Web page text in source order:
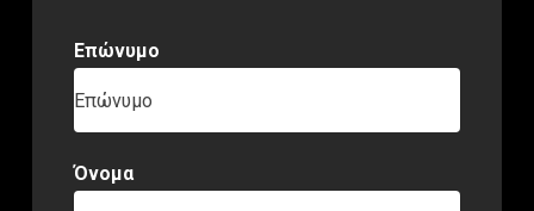
Επώνυμο
Επώνυμο
Όνομα